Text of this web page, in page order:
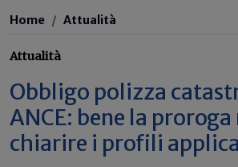
Home Attualità
Attualità
Obbligo polizza
ANCE: bene la proroga
chiarire i profili